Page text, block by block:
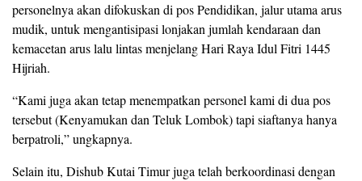
personelnya akan difokuskan di pos Pendidikan, jalur utama arus
mudik, untuk mengantisipasi lonjakan jumlah kendaraan dan
kemacetan arus lalu lintas menjelang Hari Raya Idul Fitri 1445
Hijriah.
“Kami juga akan tetap menempatkan personel kami di dua pos
tersebut (Kenyamukan dan Teluk Lombok) tapi siaftanya hanya
berpatroli,” ungkapnya.
Selain itu, Dishub Kutai Timur juga telah berkoordinasi dengan